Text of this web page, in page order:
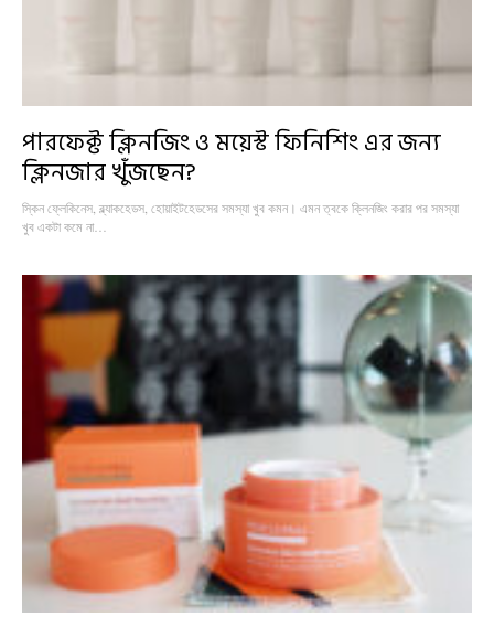
পারফেক্ট ক্লিনজিং ও ময়েস্ট ফিনিশিং এর জন্য
ক্লিনজার খুঁজছেন?
স্কিন ফ্লেকিনেস, ব্ল্যাকহেডস, হোয়াইটহেডসের সমস্যা খুব কমন। এমন ত্বকে ক্লিনজিং করার পর সমস্যা
খুব একটা কমে না…